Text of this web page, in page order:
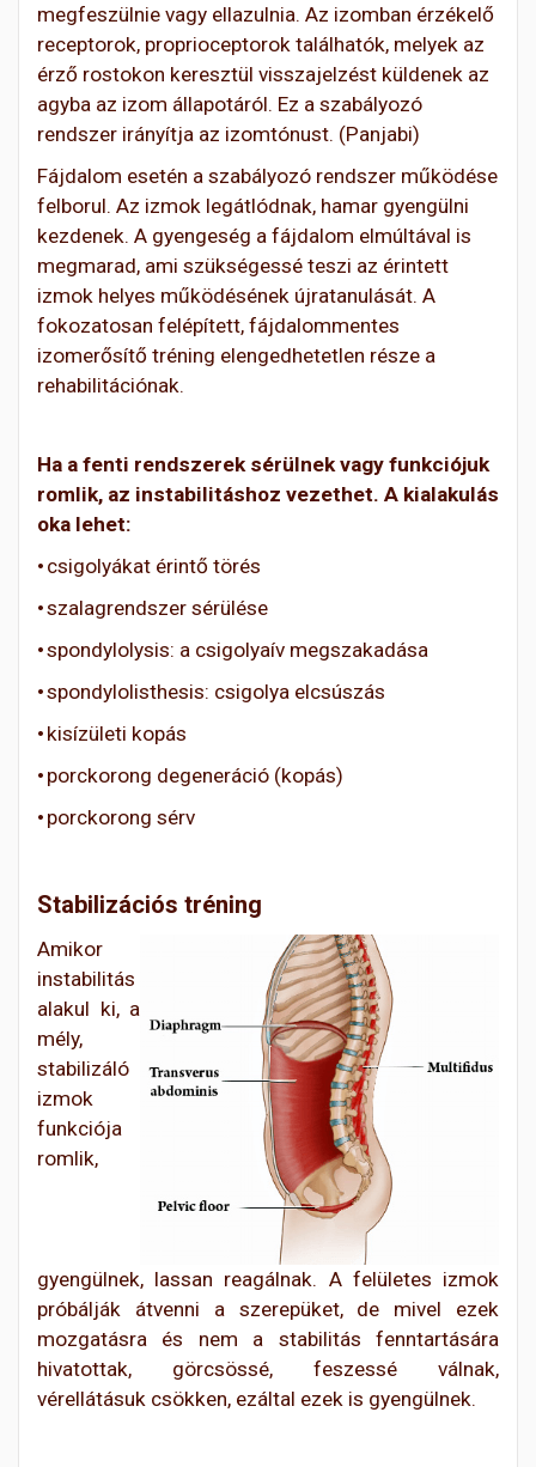
megfeszülnie vagy ellazulnia. Az izomban érzékelő
receptorok, proprioceptorok találhatók, melyek az
érző rostokon keresztül visszajelzést küldenek az
agyba az izom állapotáról. Ez a szabályozó
rendszer irányítja az izomtónust. (Panjabi)
Fájdalom esetén a szabályozó rendszer működése
felborul. Az izmok legátlódnak, hamar gyengülni
kezdenek. A gyengeség a fájdalom elmúltával is
megmarad, ami szükségessé teszi az érintett
izmok helyes működésének újratanulását. A
fokozatosan felépített, fájdalommentes
izomerősítő tréning elengedhetetlen része a
rehabilitációnak.
Ha a fenti rendszerek sérülnek vagy funkciójuk
romlik, az instabilitáshoz vezethet. A kialakulás
oka lehet:
• csigolyákat érintő törés
•szalagrendszer sérülése
•spondylolysis: a csigolyaív megszakadása
•spondylolisthesis: csigolya elcsúszás
• kisízületi kopás
• porckorong degeneráció (kopás)
• porckorong sérv
Stabilizációs tréning
Amikor
instabilitás
alakul ki, a
mély,
stabilizáló
izmok
funkciója
romlik,
gyengülnek, lassan reagálnak. A felületes izmok
próbálják átvenni a szerepüket, de mivel ezek
mozgatásra és nem a stabilitás fenntartására
hivatottak, görcsössé, feszessé válnak,
vérellátásuk csökken, ezáltal ezek is gyengülnek.